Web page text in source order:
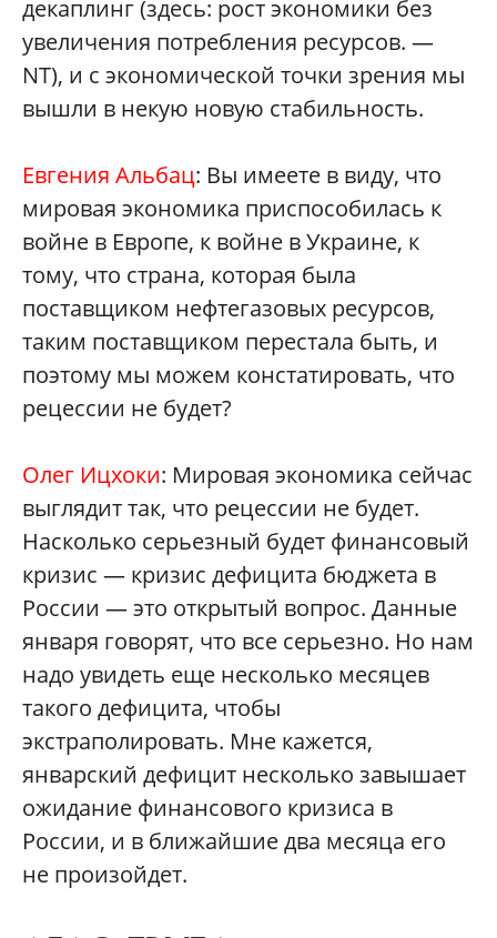
декаплинг (здесь: рост экономики без
увеличения потребления ресурсов. —
NT), и с экономической точки зрения мы
вышли в некую новую стабильность.
Евгения Альбац: Вы имеете в виду, что
мировая экономика приспособилась к
войне в Европе, к войне в Украине, к
тому, что страна, которая была
поставщиком нефтегазовых ресурсов,
таким поставщиком перестала быть, и
поэтому мы можем констатировать, что
рецессии не будет?
Олег Ицхоки: Мировая экономика сейчас
выглядит так, что рецессии не будет.
Насколько серьезный будет финансовый
кризис — кризис дефицита бюджета в
России — это открытый вопрос. Данные
января говорят, что все серьезно. Но нам
надо увидеть еще несколько месяцев
такого дефицита, чтобы
экстраполировать. Мне кажется,
январский дефицит несколько завышает
ожидание финансового кризиса в
России, и в ближайшие два месяца его
не произойдет.